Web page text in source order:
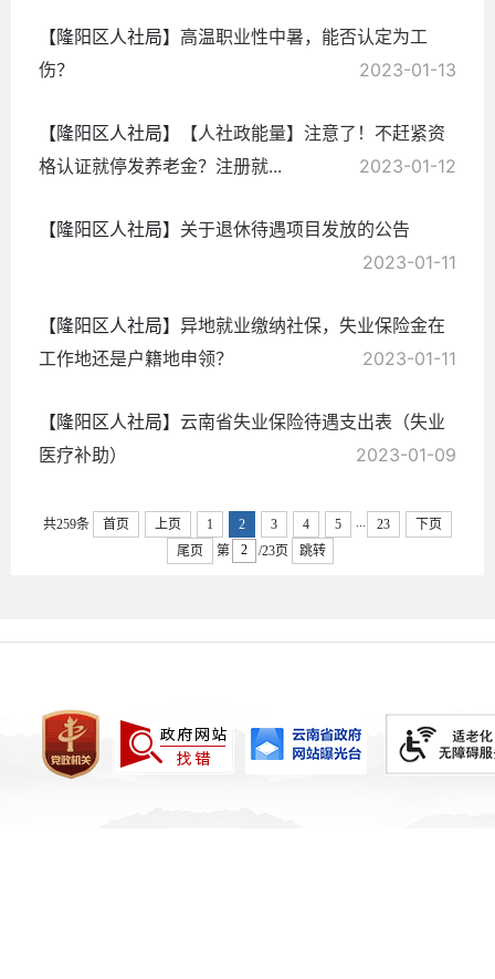
【隆阳区人社局】 高温职业性中暑，能否认定为工
伤？
2023-01-13
【隆阳区人社局】
【人社政能量】注意了！不赶紧资
格认证就停发养老金？注册就...
2023-01-12
【隆阳区人社局】 关于退休待遇项目发放的公告
2023-01-11
【隆阳区人社局】 异地就业缴纳社保，失业保险金在
工作地还是户籍地申领？
2023-01-11
【隆阳区人社局】 云南省失业保险待遇支出表（失业
医疗补助）
2023-01-09
共259条 首页 上页 1 2 3 4 5 ... 23
下页
尾页
第 /23页 跳转